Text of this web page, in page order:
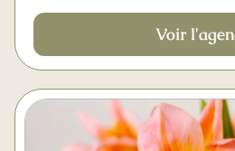
Voir